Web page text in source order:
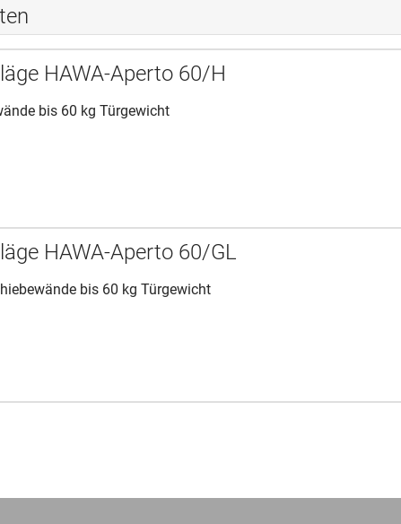
HAWA-Aperto 60/H
bis 60 kg Türgewicht
HAWA-Aperto 60/GL
bis 60 kg Türgewicht